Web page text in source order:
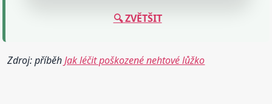
🔍 ZVĚTŠIT
Zdroj: příběhJak léčit poškozené nehtové lůžko